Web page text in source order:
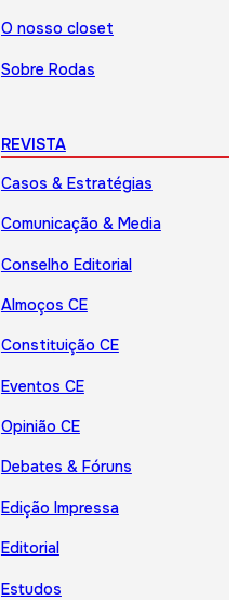
O nosso closet
Sobre Rodas
REVISTA
Casos & Estratégias
Comunicação & Media
Conselho Editorial
Almoços CE
Constituição CE
Eventos CE
Opinião CE
Debates & Fóruns
Edição Impressa
Editorial
Estudos